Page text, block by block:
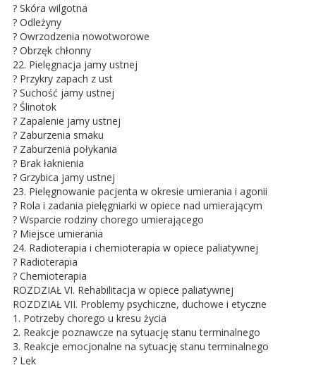
? Skóra wilgotna
? Odleżyny
? Owrzodzenia nowotworowe
? Obrzęk chłonny
22. Pielęgnacja jamy ustnej
? Przykry zapach z ust
? Suchość jamy ustnej
? Ślinotok
? Zapalenie jamy ustnej
? Zaburzenia smaku
? Zaburzenia połykania
? Brak łaknienia
? Grzybica jamy ustnej
23. Pielęgnowanie pacjenta w okresie umierania i agonii
? Rola i zadania pielęgniarki w opiece nad umierającym
? Wsparcie rodziny chorego umierającego
? Miejsce umierania
24. Radioterapia i chemioterapia w opiece paliatywnej
? Radioterapia
? Chemioterapia
ROZDZIAŁ VI. Rehabilitacja w opiece paliatywnej
ROZDZIAŁ VII. Problemy psychiczne, duchowe i etyczne
1. Potrzeby chorego u kresu życia
2. Reakcje poznawcze na sytuację stanu terminalnego
3. Reakcje emocjonalne na sytuację stanu terminalnego
? Lęk